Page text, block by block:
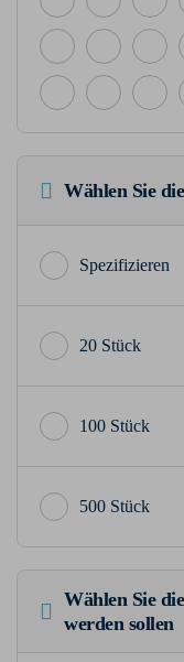
Wählen Sie
20 Stück
100 Stück
500 Stück
Wählen Sie
werden sollen